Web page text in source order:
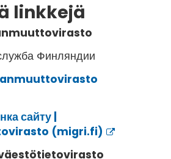
linkkejä
Финляндии
сайту |
(migri.fi)